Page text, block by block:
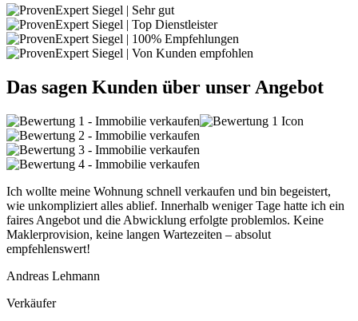
Das sagen Kunden über unser Angebot
Ich wollte meine Wohnung schnell verkaufen und bin begeistert,
wie unkompliziert alles ablief. Innerhalb weniger Tage hatte ich ein
faires Angebot und die Abwicklung erfolgte problemlos. Keine
Maklerprovision, keine langen Wartezeiten – absolut
empfehlenswert!
Andreas Lehmann
Verkäufer